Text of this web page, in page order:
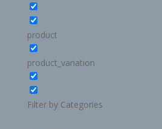
product
product_variation
Filter by Categories